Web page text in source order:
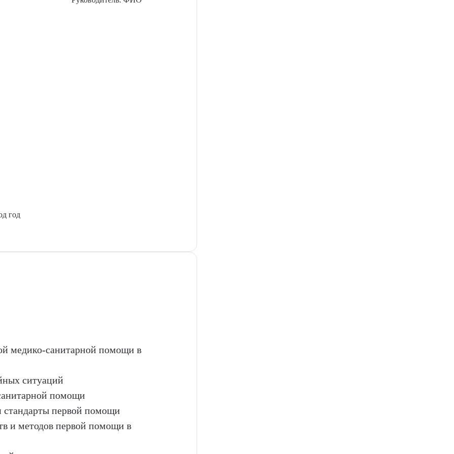
год
медико-санитарной помощи в
ситуаций
помощи
стандарты первой помощи
и методов первой помощи в